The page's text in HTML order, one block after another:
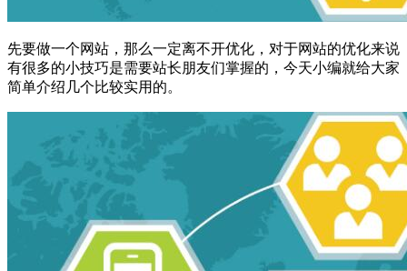
先要做一个网站，那么一定离不开优化，对于网站的优化来说
有很多的小技巧是需要站长朋友们掌握的，今天小编就给大家
简单介绍几个比较实用的。